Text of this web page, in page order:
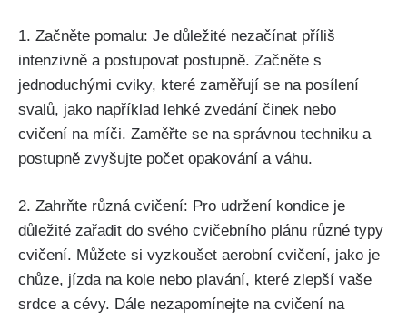
1. Začněte pomalu: Je důležité nezačínat příliš
intenzivně a postupovat postupně. Začněte s
jednoduchými cviky, které zaměřují se na posílení
svalů, jako například lehké zvedání činek nebo
cvičení na míči. Zaměřte se na správnou techniku a
postupně zvyšujte počet opakování a váhu.
2. Zahrňte různá cvičení: Pro udržení kondice je
důležité zařadit do svého cvičebního plánu různé typy
cvičení. Můžete si vyzkoušet aerobní cvičení, jako je
chůze, jízda na kole nebo plavání, které zlepší vaše
srdce a cévy. Dále nezapomínejte na cvičení na